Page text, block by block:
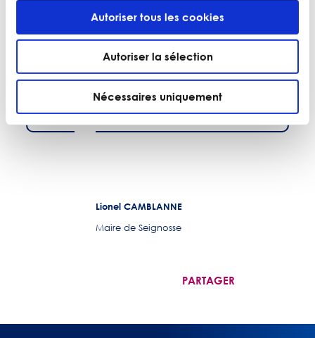
Autoriser tous les cookies
Autoriser la sélection
Nécessaires uniquement
explications, disponibilité et
réactivité
Professionnalisme, outils pédagogiques, clarté des
explications, disponibilité et réactivitésont des termes
qui pourraient qualifier les différents intervenants
avec lesquels nous avons travaillé.
Lionel CAMBLANNE
Maire de Seignosse
PARTAGER